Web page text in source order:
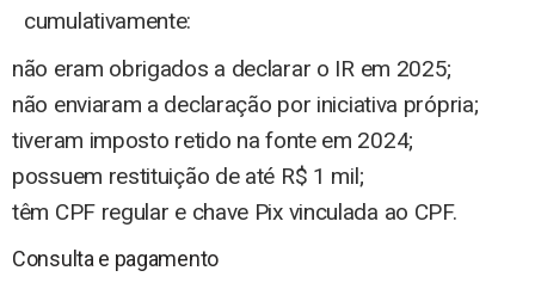
cumulativamente:
não eram obrigados a declarar o IR em 2025;
não enviaram a declaração por iniciativa própria;
tiveram imposto retido na fonte em 2024;
possuem restituição de até R$ 1 mil;
têm CPF regular e chave Pix vinculada ao CPF.
Consulta e pagamento